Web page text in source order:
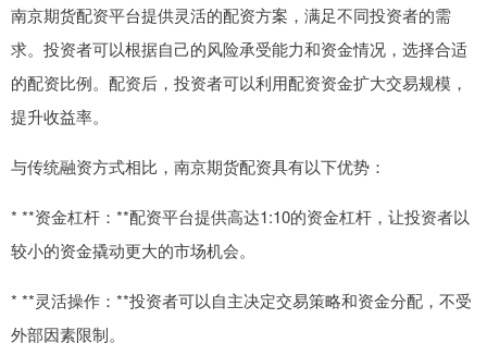
南京期货配资平台提供灵活的配资方案，满足不同投资者的需
求。投资者可以根据自己的风险承受能力和资金情况，选择合适
的配资比例。配资后，投资者可以利用配资资金扩大交易规模，
提升收益率。
与传统融资方式相比，南京期货配资具有以下优势：
* **资金杠杆：**配资平台提供高达1:10的资金杠杆，让投资者以
较小的资金撬动更大的市场机会。
* **灵活操作：**投资者可以自主决定交易策略和资金分配，不受
外部因素限制。